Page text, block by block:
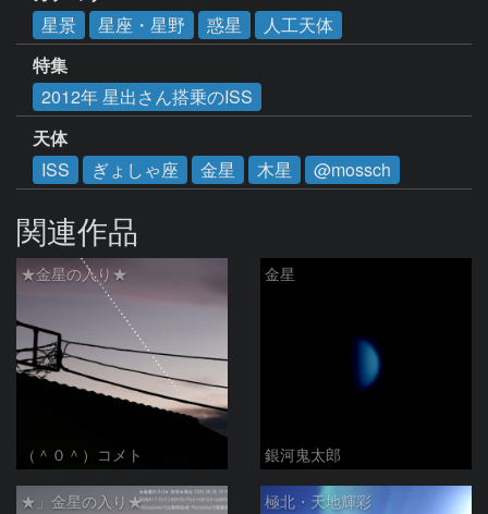
星景
星座・星野 惑星
人工天体
特集
2012年 星出さん搭乗のISS
天体
ISS
ぎょしゃ座 金星 木星 @mossch
関連作品
★金星の入り★
（＾０＾）コメト
金星
銀河鬼太郎
★」金星の入り★ 極北・天地輝彩